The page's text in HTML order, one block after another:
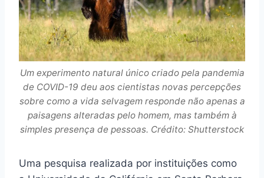
Um experimento natural único criado pela pandemia
de COVID-19 deu aos cientistas novas percepções
sobre como a vida selvagem responde não apenas a
paisagens alteradas pelo homem, mas também à
simples presença de pessoas. Crédito: Shutterstock
Uma pesquisa realizada por instituições como